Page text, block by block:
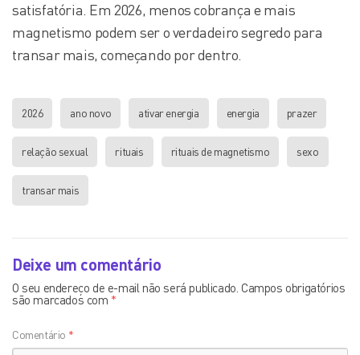
satisfatória. Em 2026, menos cobrança e mais
magnetismo podem ser o verdadeiro segredo para
transar mais, começando por dentro.
2026 ano novo ativar energia energia prazer
relação sexual rituais rituais de magnetismo sexo
transar mais
Deixe um comentário
O seu endereço de e-mail não será publicado. Campos obrigatórios
são marcados com *
Comentário *